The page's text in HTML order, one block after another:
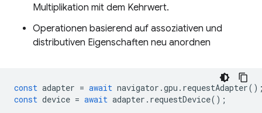
Multiplikation mit dem Kehrwert.
Operationen basierend auf assoziativen und
distributiven Eigenschaften neu anordnen
const adapter = await navigator .gpu . requestAdapter
const device = await adapter . requestDevice();